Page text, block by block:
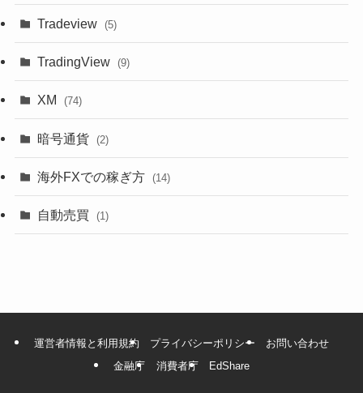
Tradeview (5)
TradingView (9)
XM (74)
暗号通貨 (2)
海外FXでの稼ぎ方 (14)
自動売買 (1)
運営者情報と利用規約 プライバシーポリシー
お問い合わせ
金融庁
消費者庁 EdShare